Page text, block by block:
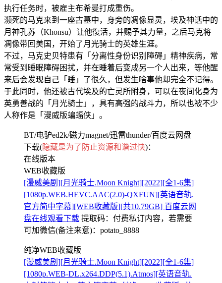
执行任务时，被雇主布希曼打成重伤。
濒死的马克来到一座古墓中，身旁的凋像显灵，埃及神话中的
月神孔苏（Khonsu）让他復活，并赐予其力量，之后马克将
凋像带回美国，开始了月光骑士的英雄生涯。
不过，马克史贝特患有「分离性身份识别障碍」精神疾病，常
常受到睡眠障碍困扰，并在睡着后变成另一个人出来，等他醒
来后会发现自己「睡」了很久，但发生啥事他却完全不记得。
于此同时，他还被古代埃及的亡灵所附身，可以在夜间化身为
英勇善战的「月光骑士」，具有高强的战斗力，所以也被不少
人称作是「漫威版蝙蝠侠」。
BT/电驴ed2k/磁力magnet/迅雷thunder/百度云网盘
下载(隐藏是为了防止资源和谐过快)：
在线版本
WEB收藏版
[漫威美剧][月光骑士.Moon Knight][2022][全1-6集]
[1080p.WEB.HEVC.AAC(2.0)-QXFUN][英语音轨.
官方简中字幕][WEB收藏版][共10.79GB] 百度云网
盘在线观看下载 提取码： 付费私订内容，若需要
可加微信(备注来意)：potato_8888
纯净WEB收藏版
[漫威美剧][月光骑士.Moon Knight][2022][全1-6集]
[1080p.WEB-DL.x264.DDP(5.1).Atmos][英语音轨.